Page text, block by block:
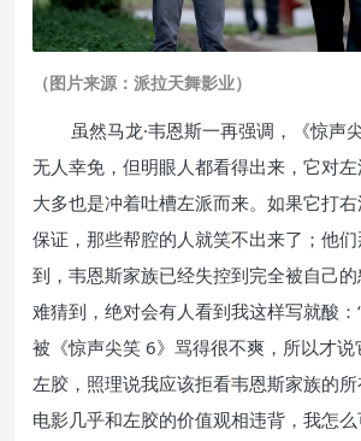
（图片来源：派拉天舞影业）
虽然马龙·韦恩斯一再强调，《惊声
无人幸免，但明眼人都看得出来，它对
大多也是冲着吐槽左派而来。如果它打
保证，那些帮腔的人就笑不出来了；他
到，韦恩斯家族已经失控到完全被自己
难猜到，绝对会有人看到我这样写就酸：
被《惊声尖笑 6》骂得很不爽，所以才说
左胶，照理说我应该拒看韦恩斯家族的
电影几乎和左胶的价值观相违背，我怎